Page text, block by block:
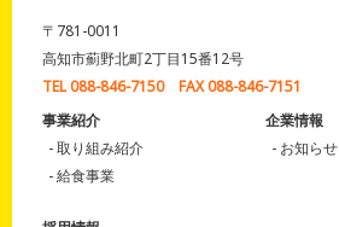
〒781-0011
高知市薊野北町2丁目15番12号
TEL 088-846-7150 FAX 088-846-7151
事業紹介
取り組み紹介
給食事業
企業情報
お知らせ